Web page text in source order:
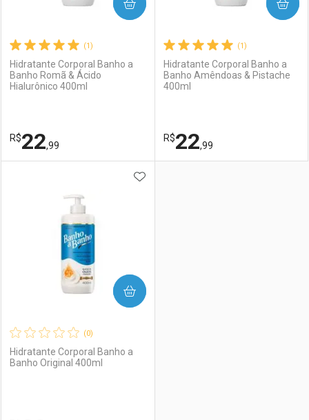
(1)
Hidratante Corporal Banho a
Banho Romã & Ácido
Hialurônico 400ml
R$22,99
COMPRAR
Laboratório
Por Menos
(1)
Hidratante Corporal Banho a
Banho Amêndoas & Pistache
400ml
R$22,99
COMPRAR
(0)
Hidratante Corporal Banho a
Banho Original 400ml
ADICIONAR AOS FAVORITOS
COMPRAR